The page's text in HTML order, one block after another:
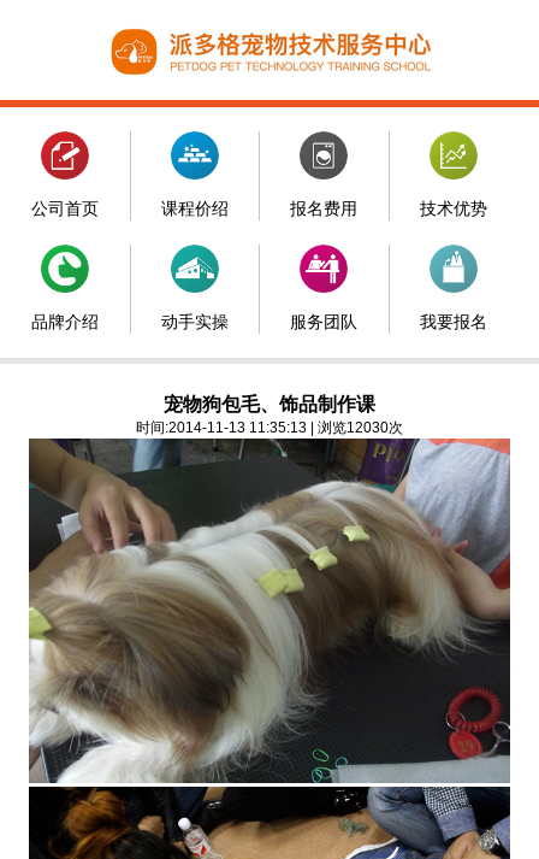
公司首页 课程价绍 报名费用 技术优势
品牌介绍 动手实操 服务团队 我要报名
宠物狗包毛、饰品制作课
时间:2014-11-13 11:35:13 | 浏览12030次